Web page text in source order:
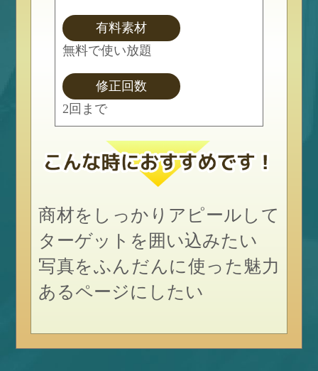
有料素材
無料で使い放題
修正回数
2回まで
商材をしっかりアピールして
ターゲットを囲い込みたい
写真をふんだんに使った魅力
あるページにしたい